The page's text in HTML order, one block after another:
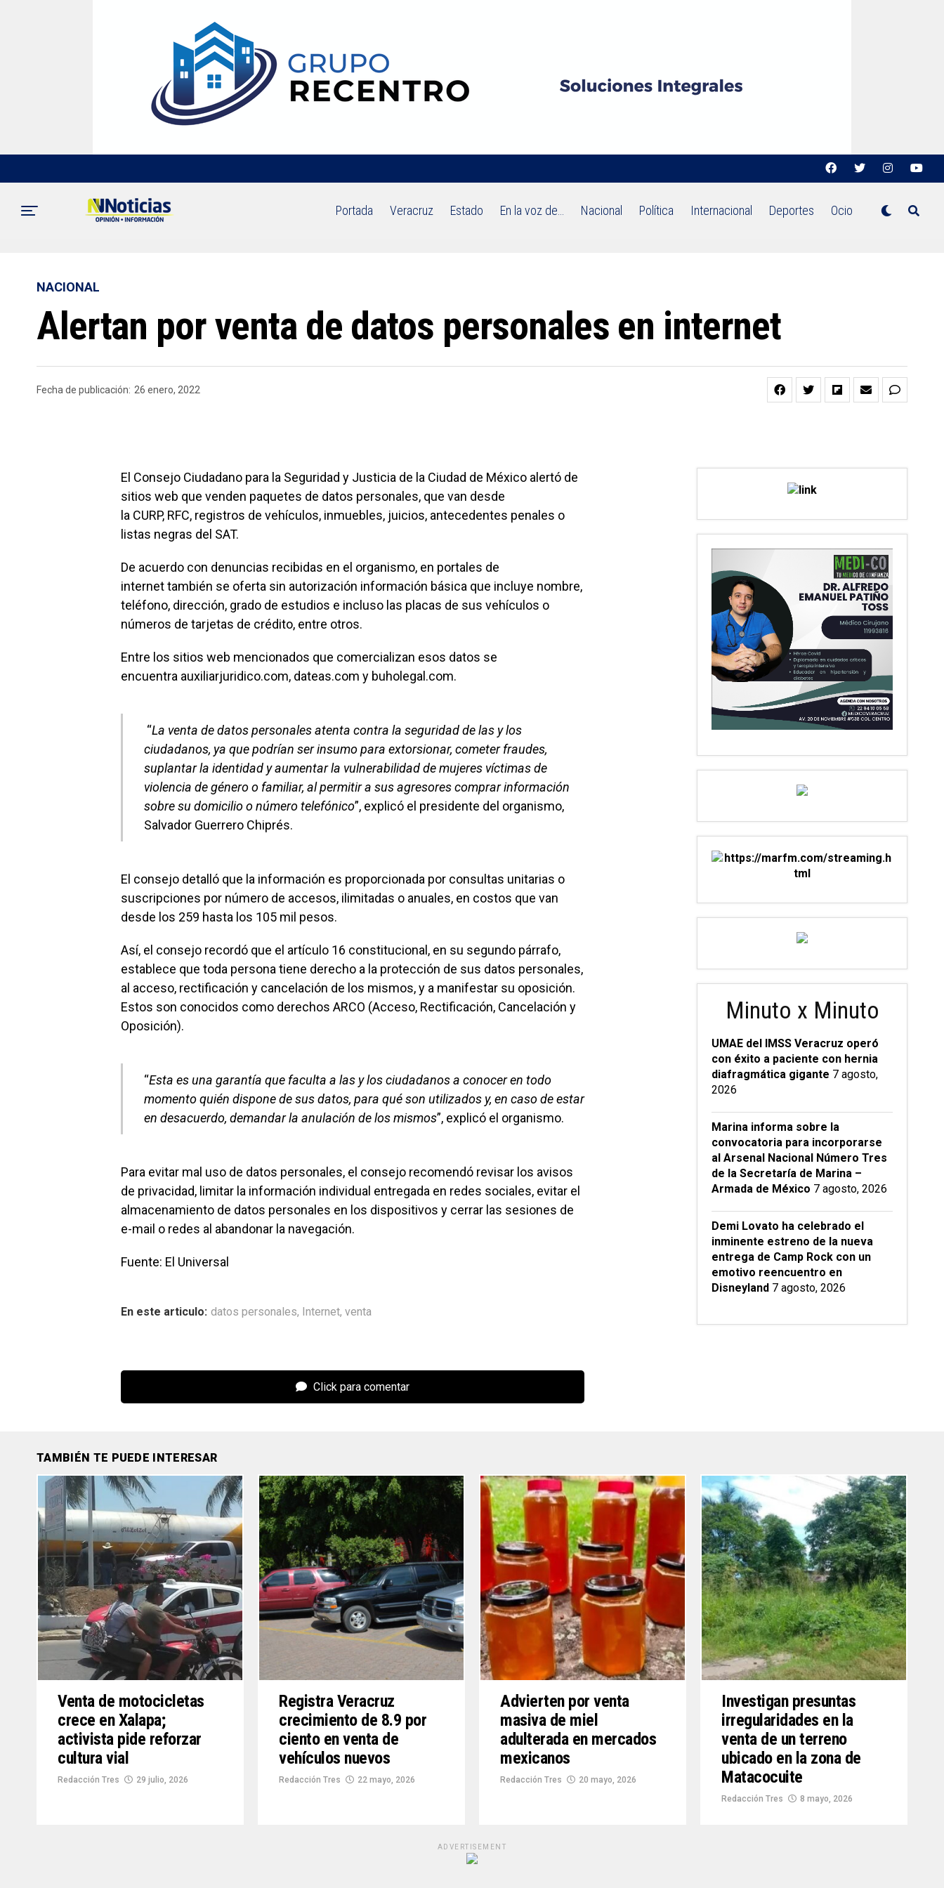
Portada Veracruz Estado En la voz de… Nacional Política Internacional Deportes Ocio
NACIONAL
Alertan por venta de datos personales en internet
Fecha de publicación: 26 enero, 2022
El Consejo Ciudadano para la Seguridad y Justicia de la Ciudad de México alertó de
sitios web que venden paquetes de datos personales, que van desde
la CURP, RFC, registros de vehículos, inmuebles, juicios, antecedentes penales o
listas negras del SAT.
De acuerdo con denuncias recibidas en el organismo, en portales de
internet también se oferta sin autorización información básica que incluye nombre,
teléfono, dirección, grado de estudios e incluso las placas de sus vehículos o
números de tarjetas de crédito, entre otros.
Entre los sitios web mencionados que comercializan esos datos se
encuentra auxiliarjuridico.com, dateas.com y buholegal.com.
“La venta de datos personales atenta contra la seguridad de las y los
ciudadanos, ya que podrían ser insumo para extorsionar, cometer fraudes,
suplantar la identidad y aumentar la vulnerabilidad de mujeres víctimas de
violencia de género o familiar, al permitir a sus agresores comprar información
sobre su domicilio o número telefónico”, explicó el presidente del organismo,
Salvador Guerrero Chiprés.
El consejo detalló que la información es proporcionada por consultas unitarias o
suscripciones por número de accesos, ilimitadas o anuales, en costos que van
desde los 259 hasta los 105 mil pesos.
Así, el consejo recordó que el artículo 16 constitucional, en su segundo párrafo,
establece que toda persona tiene derecho a la protección de sus datos personales,
al acceso, rectificación y cancelación de los mismos, y a manifestar su oposición.
Estos son conocidos como derechos ARCO (Acceso, Rectificación, Cancelación y
Oposición).
“Esta es una garantía que faculta a las y los ciudadanos a conocer en todo
momento quién dispone de sus datos, para qué son utilizados y, en caso de estar
en desacuerdo, demandar la anulación de los mismos”, explicó el organismo.
Para evitar mal uso de datos personales, el consejo recomendó revisar los avisos
de privacidad, limitar la información individual entregada en redes sociales, evitar el
almacenamiento de datos personales en los dispositivos y cerrar las sesiones de
e-mail o redes al abandonar la navegación.
Fuente: El Universal
En este articulo: datos personales, Internet, venta
Click para comentar
Minuto x Minuto
UMAE del IMSS Veracruz operó
con éxito a paciente con hernia
diafragmática gigante 7 agosto,
2026
Marina informa sobre la
convocatoria para incorporarse
al Arsenal Nacional Número Tres
de la Secretaría de Marina –
Armada de México 7 agosto, 2026
Demi Lovato ha celebrado el
inminente estreno de la nueva
entrega de Camp Rock con un
emotivo reencuentro en
Disneyland 7 agosto, 2026
TAMBIÉN TE PUEDE INTERESAR
Venta de motocicletas
crece en Xalapa;
activista pide reforzar
cultura vial
Redacción Tres 29 julio, 2026
Registra Veracruz
crecimiento de 8.9 por
ciento en venta de
vehículos nuevos
Redacción Tres 22 mayo, 2026
Advierten por venta
masiva de miel
adulterada en mercados
mexicanos
Redacción Tres 20 mayo, 2026
Investigan presuntas
irregularidades en la
venta de un terreno
ubicado en la zona de
Matacocuite
Redacción Tres 8 mayo, 2026
ADVERTISEMENT